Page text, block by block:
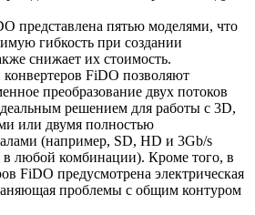
представлена пятью моделями, что
гибкость при создании
снижает их стоимость.
FiDO позволяют
преобразование двух потоков
решением для работы с 3D,
или двумя полностью
(например, SD, HD и 3Gb/s
в любой комбинации). Кроме того, в
FiDO предусмотрена электрическая
проблемы с общим контуром